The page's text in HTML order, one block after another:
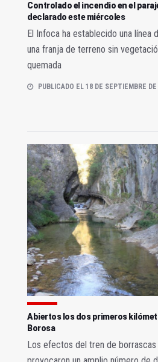
Controlado el incendio en el
declarado este miércoles
El Infoca ha establecido una
una franja de terreno sin
quemada
PUBLICADO EL 18 DE SEPTIEMBRE
Abiertos los dos primeros
Borosa
Los efectos del tren de